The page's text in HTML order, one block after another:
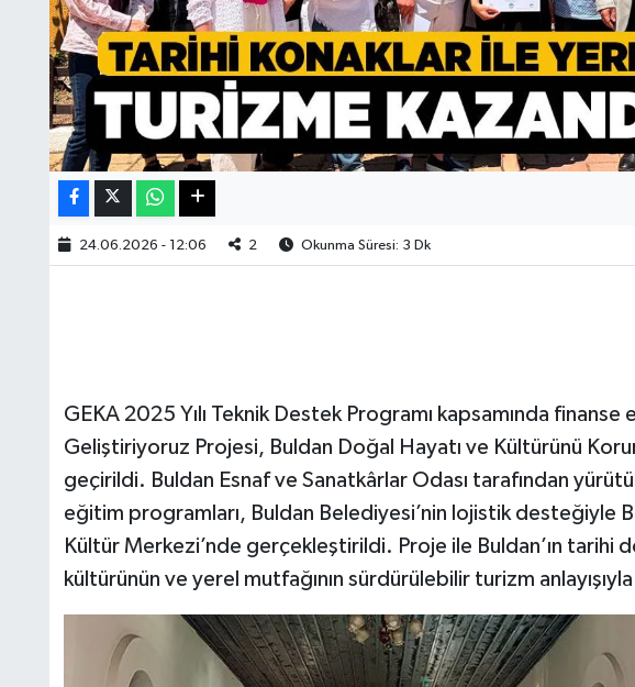
24.06.2026 - 12:06 2 Okunma Süresi: 3 Dk
GEKA 2025 Yılı Teknik Destek Programı kapsamında
Geliştiriyoruz Projesi, Buldan Doğal Hayatı ve Kültürünü
geçirildi. Buldan Esnaf ve Sanatkârlar Odası tarafından
eğitim programları, Buldan Belediyesi’nin lojistik desteğiyle
Kültür Merkezi’nde gerçekleştirildi. Proje ile Buldan’ın tarihi
kültürünün ve yerel mutfağının sürdürülebilir turizm